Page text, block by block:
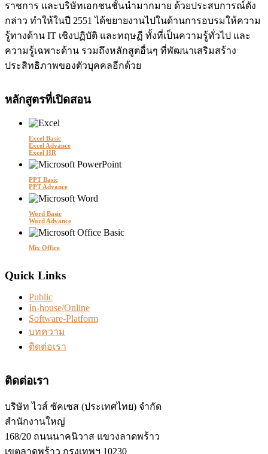
ราชการ และบริษัทเอกชนชั้นนำมากมาย ด้วยประสบการณ์ดัง
กล่าว ทำให้ในปี 2551 ได้ขยายงานไปในด้านการอบรมให้ความ
รู้ทางด้าน IT เชิงปฏิบัติ และทฤษฏี ทั้งที่เป็นความรู้ทั่วไป และ
ความรู้เฉพาะด้าน รวมถึงหลักสูตอื่นๆ ที่พัฒนาเสริมสร้าง
ประสิทธิภาพของตัวบุคคลอีกด้วย
หลักสูตรที่เปิดสอน
Excel Basic
Excel Advance
Excel HR
PPT Basic
PPT Advance
Word Basic
Word Advance
Mix Office
Quick Links
Public
In-house/Online
Software-Platform
บทความ
ติดต่อเรา
ติดต่อเรา
บริษัท ไวส์ ซัคเซส (ประเทศไทย) จำกัด
สำนักงานใหญ่
168/20 ถนนนาคนิวาส แขวงลาดพร้าว
เขตลาดพร้าว กรุงเทพฯ 10230